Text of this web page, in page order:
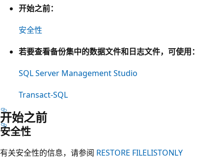
开始之前：
安全性
若要查看备份集中的数据文件和日志文件，可使用：
SQL Server Management Studio
Transact-SQL
开始之前
安全性
有关安全性的信息，请参阅 RESTORE FILELISTONLY